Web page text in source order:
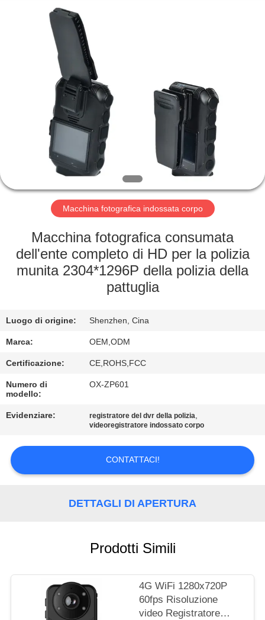
PRODOTTI
VIDEO
SPETTACOLO
VR
DI
NOI
ALLA
FABBRICA
CONTROLLO
DELLA
QUALITÀ
CONTATTACI
CHIEDI UN
PREVENTIVO
Macchina fotografica indossata corpo
Macchina fotografica consumata
dell'ente completo di HD per la polizia
munita 2304*1296P della polizia della
pattuglia
Luogo di origine: Shenzhen, Cina
Marca: OEM,ODM
Certificazione: CE,ROHS,FCC
Numero di
modello:
OX-ZP601
Evidenziare: registratore del dvr della polizia,
videoregistratore indossato corpo
CONTATTACI!
DETTAGLI DI APERTURA
Prodotti Simili
4G WiFi 1280x720P
60fps Risoluzione
video Registratore